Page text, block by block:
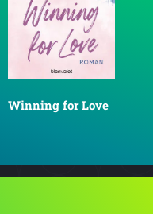
Winning for Love